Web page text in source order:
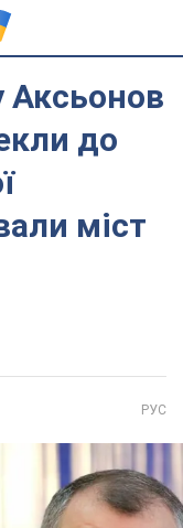
Аксьонов
до
міст
РУС